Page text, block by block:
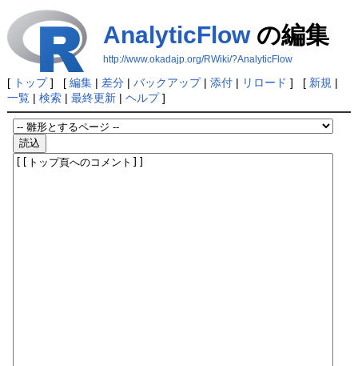
AnalyticFlowの編集
http://www.okadajp.org/RWiki/?AnalyticFlow
[ トップ] [ 編集| 差分| バックアップ| 添付| リロード ] [ 新規 |
一覧| 検索| 最終更新| ヘルプ]